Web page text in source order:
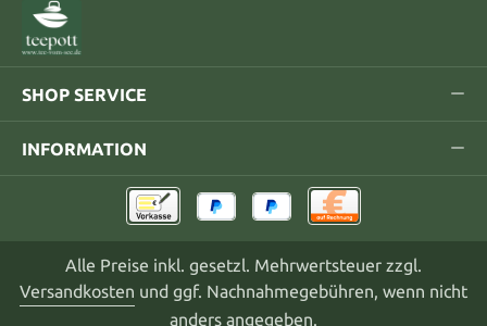
SHOP SERVICE
INFORMATION
Alle Preise inkl. gesetzl. Mehrwertsteuer zzgl.
Versandkosten und ggf. Nachnahmegebühren, wenn nicht
anders angegeben.